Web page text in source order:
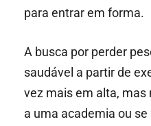
para entrar em forma.
A busca por perder
saudável a partir de
vez mais em alta,
a uma academia ou